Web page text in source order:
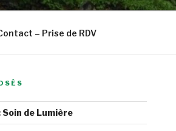
– Prise de RDV
de Lumière